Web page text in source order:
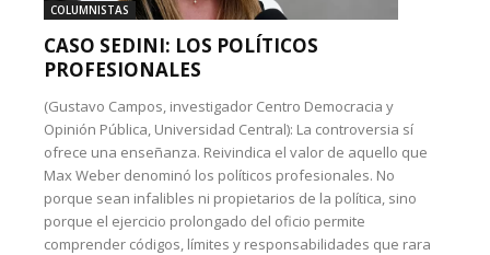
COLUMNISTAS
CASO SEDINI: LOS POLÍTICOS
PROFESIONALES
(Gustavo Campos, investigador Centro Democracia y
Opinión Pública, Universidad Central): La controversia sí
ofrece una enseñanza. Reivindica el valor de aquello que
Max Weber denominó los políticos profesionales. No
porque sean infalibles ni propietarios de la política, sino
porque el ejercicio prolongado del oficio permite
comprender códigos, límites y responsabilidades que rara